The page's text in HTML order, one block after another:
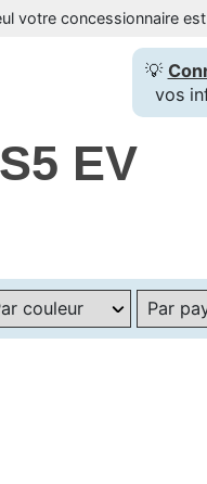
concessionnaire
💡
vos
EV